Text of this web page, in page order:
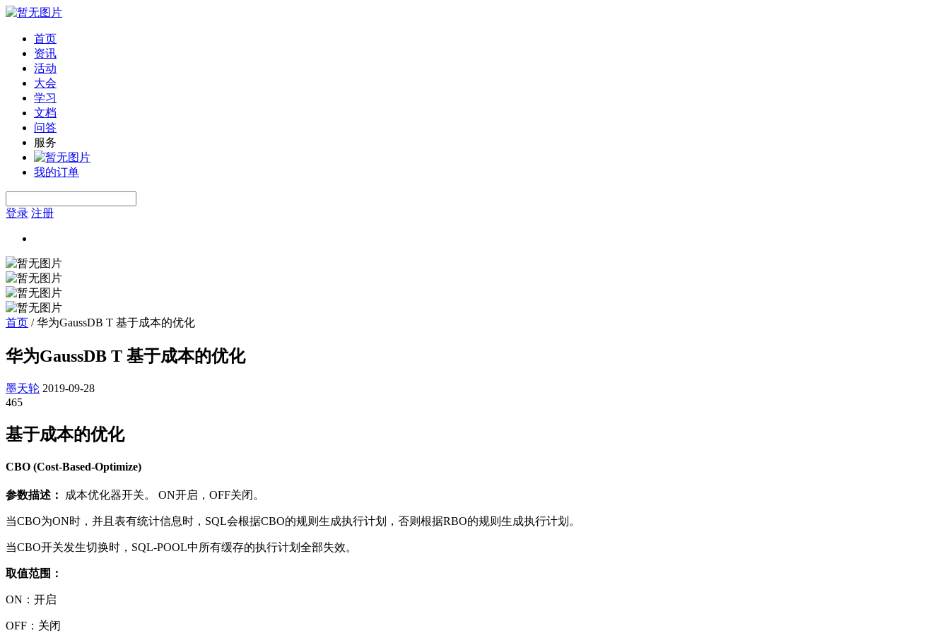
首页
资讯
活动
大会
学习
文档
问答
服务
我的订单
登录 注册
首页 /华为GaussDB T 基于成本的优化
华为GaussDB T 基于成本的优化
墨天轮 2019-09-28
465
基于成本的优化
CBO (Cost-Based-Optimize)
参数描述： 成本优化器开关。 ON开启，OFF关闭。
当CBO为ON时，并且表有统计信息时，SQL会根据CBO的规则生成执行计划，否则根据RBO的规则生成执行计划。
当CBO开关发生切换时，SQL-POOL中所有缓存的执行计划全部失效。
取值范围：
ON：开启
OFF：关闭